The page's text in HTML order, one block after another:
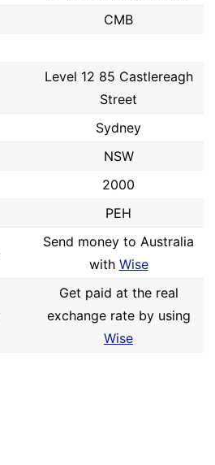
CMB
Level 12 85 Castlereagh
Street
Sydney
NSW
2000
PEH
Send money to Australia
with Wise
Get paid at the real
exchange rate by using
Wise